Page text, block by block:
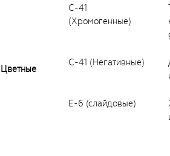
C-41
(Хромогенные)
Цветные
С-41 (Негативные)
Е-6 (слайдовые)